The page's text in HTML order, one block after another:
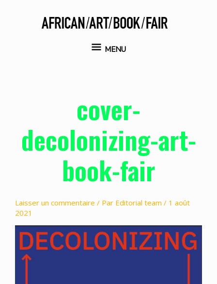
MENU
MENU
cover-
decolonizing-art-
book-fair
Laisser un commentaire / Par Editorial team / 1 août
2021